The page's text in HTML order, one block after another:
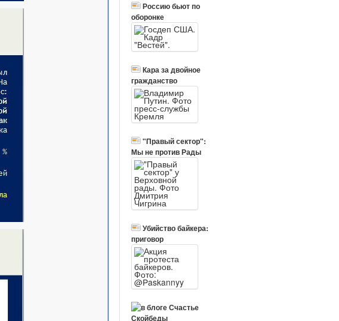
Россию бьют по
оборонке
Кара за двойное
гражданство
"Правый сектор":
Мы не против Рады
Убийство байкера:
приговор
Счастье
Скойбеды